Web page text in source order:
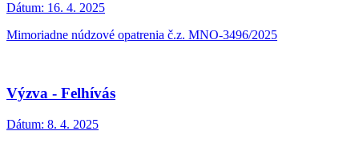
Dátum: 16. 4. 2025
Mimoriadne núdzové opatrenia č.z. MNO-3496/2025
Výzva - Felhívás
Dátum: 8. 4. 2025